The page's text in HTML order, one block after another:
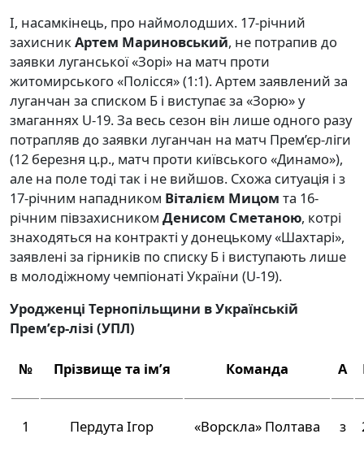
І, насамкінець, про наймолодших. 17-річний
захисникАртем Мариновський, не потрапив до
заявки луганської «Зорі» на матч проти
житомирського «Полісся» (1:1). Артем заявлений за
луганчан за списком Б і виступає за «Зорю» у
змаганнях U-19. За весь сезон він лише одного разу
потрапляв до заявки луганчан на матч Прем’єр-ліги
(12 березня ц.р., матч проти київського «Динамо»),
але на поле тоді так і не вийшов. Схожа ситуація і з
17-річним нападником Віталієм Мицом та 16-
річним півзахисником Денисом Сметаною, котрі
знаходяться на контракті у донецькому «Шахтарі»,
заявлені за гірників по списку Б і виступають лише
в молодіжному чемпіонаті України (U-19).
Уродженці Тернопільщини в Українській
Прем’єр-лізі (УПЛ)
№ Прізвище та ім’я Команда А
1 Пердута Ігор «Ворскла» Полтава з